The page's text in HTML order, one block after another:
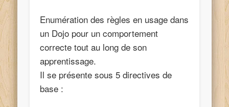
Enumération des règles en usage dans
un Dojo pour un comportement
correcte tout au long de son
apprentissage.
Il se présente sous 5 directives de
base :